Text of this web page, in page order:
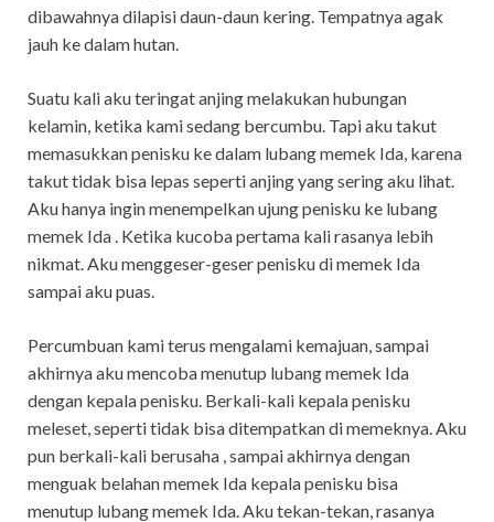
dibawahnya dilapisi daun-daun kering. Tempatnya agak
jauh ke dalam hutan.
Suatu kali aku teringat anjing melakukan hubungan
kelamin, ketika kami sedang bercumbu. Tapi aku takut
memasukkan penisku ke dalam lubang memek Ida, karena
takut tidak bisa lepas seperti anjing yang sering aku lihat.
Aku hanya ingin menempelkan ujung penisku ke lubang
memek Ida . Ketika kucoba pertama kali rasanya lebih
nikmat. Aku menggeser-geser penisku di memek Ida
sampai aku puas.
Percumbuan kami terus mengalami kemajuan, sampai
akhirnya aku mencoba menutup lubang memek Ida
dengan kepala penisku. Berkali-kali kepala penisku
meleset, seperti tidak bisa ditempatkan di memeknya. Aku
pun berkali-kali berusaha , sampai akhirnya dengan
menguak belahan memek Ida kepala penisku bisa
menutup lubang memek Ida. Aku tekan-tekan, rasanya